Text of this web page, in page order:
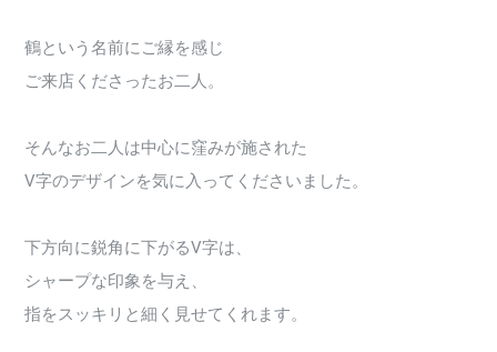
鶴という名前にご縁を感じ
ご来店くださったお二人。
そんなお二人は中心に窪みが施された
V字のデザインを気に入ってくださいました。
下方向に鋭角に下がるV字は、
シャープな印象を与え、
指をスッキリと細く見せてくれます。